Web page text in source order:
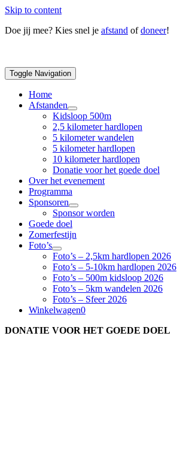
Skip to content
Doe jij mee? Kies snel je afstand ofdoneer!
Toggle Navigation
Home
Afstanden
Kidsloop 500m
2,5 kilometer hardlopen
5 kilometer wandelen
5 kilometer hardlopen
10 kilometer hardlopen
Donatie voor het goede doel
Over het evenement
Programma
Sponsoren
Sponsor worden
Goede doel
Zomerfestijn
Foto’s
Foto’s – 2,5km hardlopen 2026
Foto’s – 5-10km hardlopen 2026
Foto’s – 500m kidsloop 2026
Foto’s – 5km wandelen 2026
Foto’s – Sfeer 2026
Winkelwagen0
DONATIE VOOR HET GOEDE DOEL